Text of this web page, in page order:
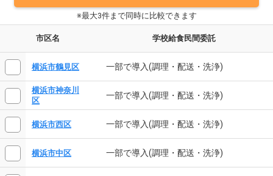
※最大3件まで同時に比較できます
市区名 学校給食民間委託
横浜市鶴見区 一部で導入(調理・配送・洗浄)
横浜市神奈川
区
一部で導入(調理・配送・洗浄)
横浜市西区 一部で導入(調理・配送・洗浄)
横浜市中区 一部で導入(調理・配送・洗浄)